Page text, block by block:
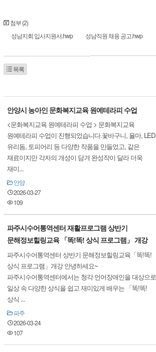
첨부 (2)
성남지회 입사지원서.hwp
성남직원 채용 공고.hwp
목록
안양시 농아인 문화복지교육 원예테라피 수업
<문화복지교육 원예테라피 수업 > 문화복지교육
원예테라피 수업이 진행되었습니다.꽃바구니, 율마, LED
유리돔, 토피어리 등 다양한 작품을 만들었고, 같은
재료이지만 각자의 개성이 담겨 완성작이 달라 더욱
재미...
안양
2026-03-27
109
파주시수어통역센터 재활프로그램 상반기
문해정보힐링교육 「똑!똑! 상식 프로그램」 개강
파주시수어통역센터 상반기 문해정보힐링교육「똑!똑!
상식 프로그램」개강 안녕하세요~
파주시수어통역센터에서는 청각·언어장애인을 대상으로
일상 속 다양한 상식을 쉽고 재미있게 배우는 「똑!똑!
상식 ...
파주
2026-03-24
107